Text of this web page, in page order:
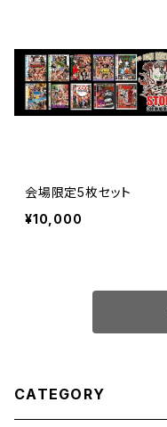
会場限定5枚セット
¥10,000
CATEGORY